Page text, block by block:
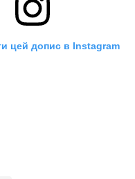
цей допис в Instagram